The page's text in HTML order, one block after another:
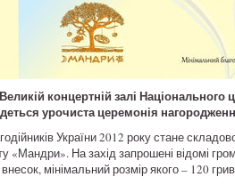
концертній залі
урочиста церемонія
України 2012 року стане
«Мандри». На захід запрошені відомі
мінімальний розмір якого – 120